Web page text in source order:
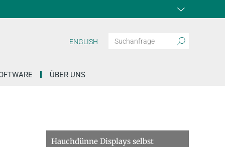
ÜBER UNS
ENGLISH
Hauchdünne Displays selbst